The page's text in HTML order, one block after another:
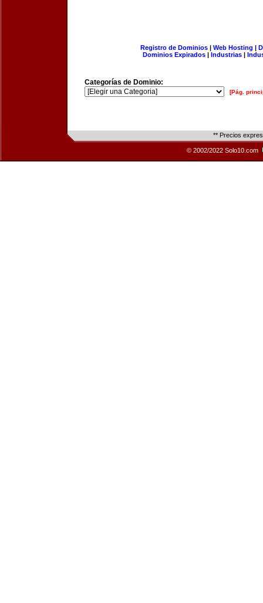
Registro de Dominios| Web Hosting |
Dominios Expirados | Industrias |
Categorías de Dominio:
[Pág.
** Precios
© 2002/2022 Solo10.com